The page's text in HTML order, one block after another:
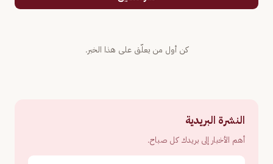
كن أول من يعلّق على هذا الخبر.
النشرة البريدية
أهم الأخبار إلى بريدك كل صباح.